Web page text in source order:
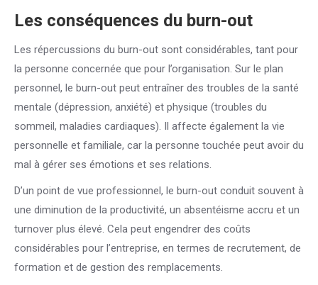
Les conséquences du burn-out
Les répercussions du burn-out sont considérables, tant pour
la personne concernée que pour l’organisation. Sur le plan
personnel, le burn-out peut entraîner des troubles de la santé
mentale (dépression, anxiété) et physique (troubles du
sommeil, maladies cardiaques). Il affecte également la vie
personnelle et familiale, car la personne touchée peut avoir du
mal à gérer ses émotions et ses relations.
D’un point de vue professionnel, le burn-out conduit souvent à
une diminution de la productivité, un absentéisme accru et un
turnover plus élevé. Cela peut engendrer des coûts
considérables pour l’entreprise, en termes de recrutement, de
formation et de gestion des remplacements.